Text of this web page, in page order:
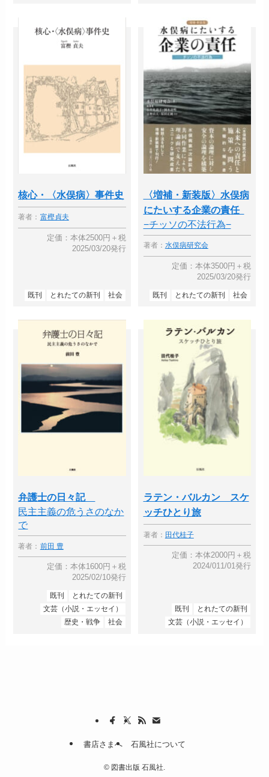
核心・〈水俣病〉事件史
著者： 富樫貞夫
定価：本体2500円＋税
2025/03/20発行
既刊 とれたての新刊 社会
〈増補・新装版〉水俣病
にたいする企業の責任
−チッソの不法行為−
著者： 水俣病研究会
定価：本体3500円＋税
2025/03/20発行
既刊 とれたての新刊 社会
弁護士の日々記
民主主義の危うさのなか
で
著者： 前田 豊
定価：本体1600円＋税
2025/02/10発行
既刊
とれたての新刊
文芸（小説・エッセイ）
歴史・戦争
社会
ラテン・バルカン スケ
ッチひとり旅
著者： 田代桂子
定価：本体2000円＋税
2024/011/01発行
既刊
とれたての新刊
文芸（小説・エッセイ）
書店さまへ 石風社について
© 図書出版 石風社.